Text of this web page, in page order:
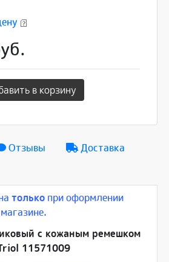
в корзину
Отзывы
Доставка
только при оформлении
с кожаным ремешком
11571009